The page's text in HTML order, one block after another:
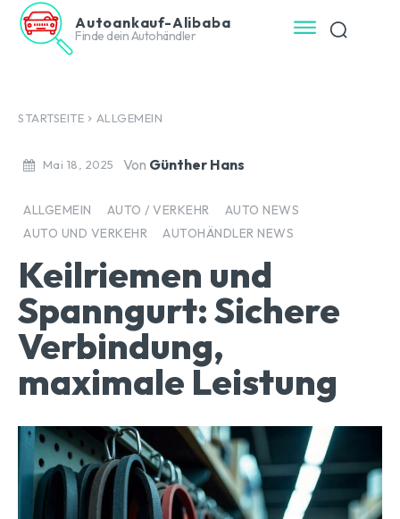
Autoankauf-Alibaba
Finde dein Autohändler
STARTSEITE ALLGEMEIN
Mai 18, 2025 Von Günther Hans
ALLGEMEIN AUTO / VERKEHR
AUTO NEWS
AUTO UND VERKEHR
AUTOHÄNDLER NEWS
Keilriemen und
Spanngurt: Sichere
Verbindung,
maximale Leistung